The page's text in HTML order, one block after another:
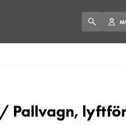
Pallvagn,